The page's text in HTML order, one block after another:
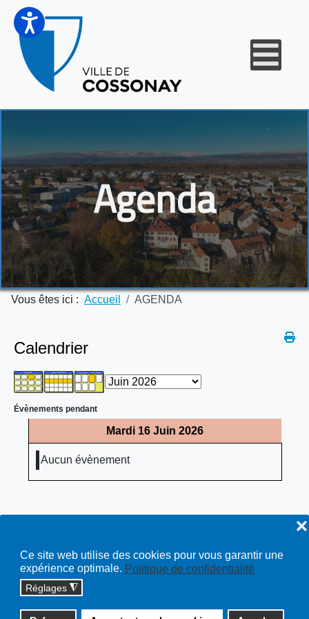
Ce site web utilise des cookies pour vous garantir une
expérience optimale. Politique de confidentialité
Réglages ◮
❌
Agenda
Vous êtes ici : Accueil AGENDA
Calendrier
Évènements pendant
Mardi 16 Juin 2026
Aucun évènement
Copyright © 2026 cossonay.ch - tous droits réservés | site :